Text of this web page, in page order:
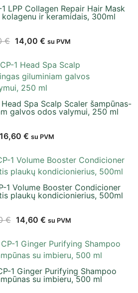
LPP Collagen Repair Hair Mask
ir keramidais, 300ml
€ 14,00 € su PVM
Spa Scalp Scaler šampūnas-
galvos odos valymui, 250 ml
16,60 € su PVM
1 Volume Booster Condicioner
plaukų kondicionierius, 500ml
€ 14,60 € su PVM
1 Ginger Purifying Shampoo
su imbieru, 500 ml